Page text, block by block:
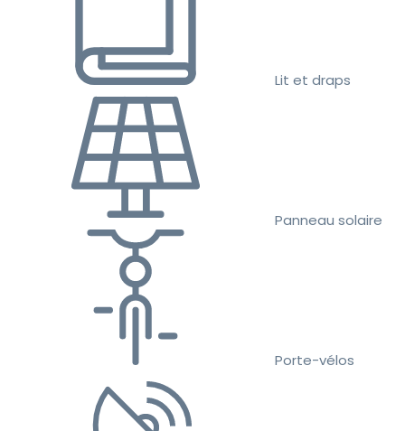
Lit et draps
Panneau solaire
Porte-vélos